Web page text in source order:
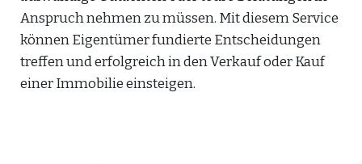
Anspruch nehmen zu müssen. Mit diesem Service
können Eigentümer fundierte Entscheidungen
treffen und erfolgreich in den Verkauf oder Kauf
einer Immobilie einsteigen.